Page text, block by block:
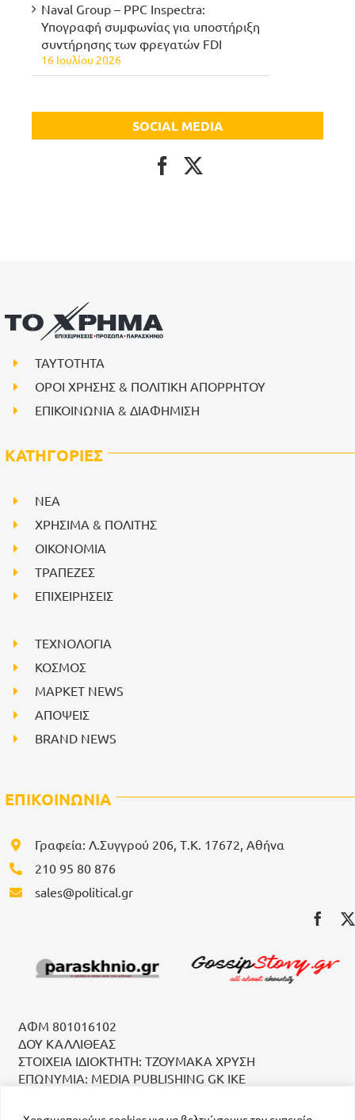
Naval Group – PPC Inspectra:
Υπογραφή συμφωνίας για υποστήριξη
συντήρησης των φρεγατών FDI
16 Ιουλίου 2026
SOCIAL MEDIA
ΤΑΥΤΟΤΗΤΑ
ΟΡΟΙ ΧΡΗΣΗΣ & ΠΟΛΙΤΙΚΗ ΑΠΟΡΡΗΤΟΥ
ΕΠΙΚΟΙΝΩΝΙΑ & ΔΙΑΦΗΜΙΣΗ
ΚΑΤΗΓΟΡΙΕΣ
NEA
ΧΡΗΣΙΜΑ & ΠΟΛΙΤΗΣ
ΟΙΚΟΝΟΜΙΑ
ΤΡΑΠΕΖΕΣ
ΕΠΙΧΕΙΡΗΣΕΙΣ
ΤΕΧΝΟΛΟΓΙΑ
ΚΟΣΜΟΣ
ΜΑΡΚΕΤ NEWS
ΑΠΟΨΕΙΣ
BRAND NEWS
ΕΠΙΚΟΙΝΩΝΙΑ
Γραφεία: Λ.Συγγρού 206, Τ.Κ. 17672, Αθήνα
210 95 80 876
sales@political.gr
ΑΦΜ 801016102
ΔΟΥ ΚΑΛΛΙΘΕΑΣ
ΣΤΟΙΧΕΙΑ ΙΔΙΟΚΤΗΤΗ: ΤΖΟΥΜΑΚΑ ΧΡΥΣΗ
ΕΠΩΝΥΜΙΑ: MEDIA PUBLISHING GK IKE